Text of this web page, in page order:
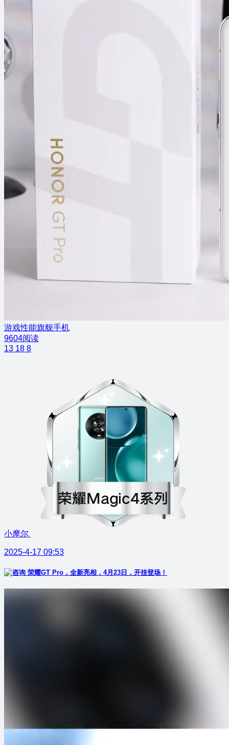
游戏性能旗舰手机
9604阅读
13 18 8
小摩尔
2025-4-17 09:53
荣耀GT Pro，全新亮相，4月23日，开挂登场！